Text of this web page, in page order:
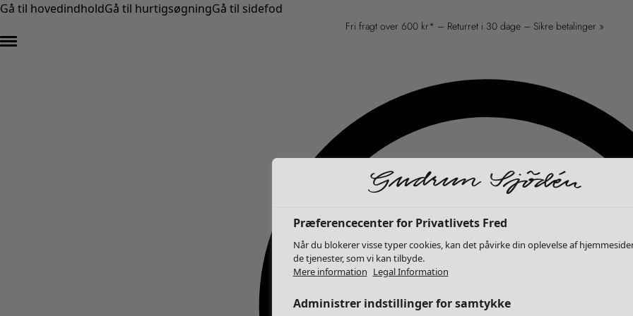
Gå til hovedindholdGå til hurtigsøgningGå til sidefod
Fri fragt over 600 kr* – Returret i 30 dage – Sikre betalinger »
Præferencecenter for Privatlivets Fred
Når du blokerer visse typer cookies, kan det påvirke din oplevelse af
de tjenester, som vi kan tilbyde.
Mere information Legal Information
Administrer indstillinger for samtykke